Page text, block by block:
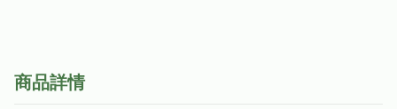
商品詳情